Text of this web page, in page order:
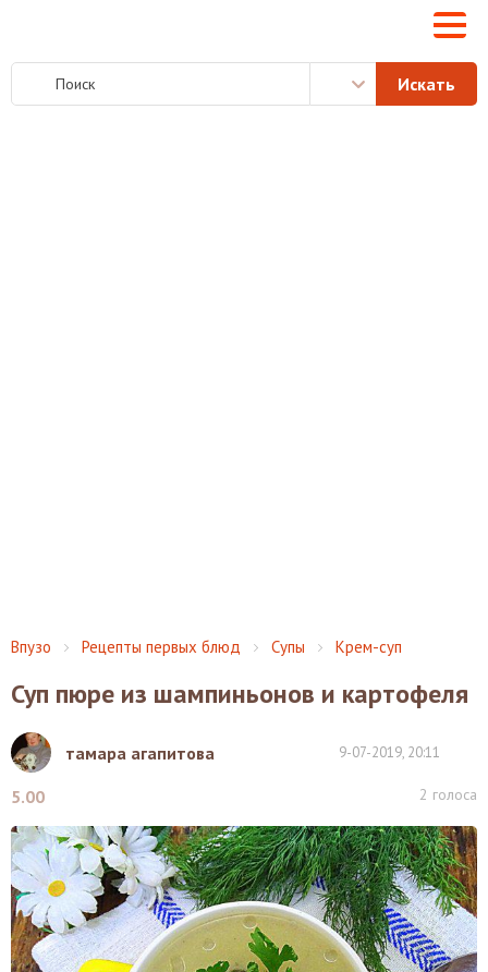
Впузо Рецепты первых блюд Супы Крем-суп
Суп пюре из шампиньонов и картофеля
тамара агапитова 9-07-2019, 20:11
5.00 2 голоса